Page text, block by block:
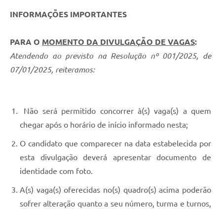
INFORMAÇÕES IMPORTANTES
PARA O MOMENTO DA DIVULGAÇÃO DE VAGAS:
Atendendo ao previsto na Resolução nº 001/2025, de
07/01/2025, reiteramos:
Não será permitido concorrer à(s) vaga(s) a quem
chegar após o horário de início informado nesta;
O candidato que comparecer na data estabelecida por
esta divulgação deverá apresentar documento de
identidade com foto.
A(s) vaga(s) oferecidas no(s) quadro(s) acima poderão
sofrer alteração quanto a seu número, turma e turnos,